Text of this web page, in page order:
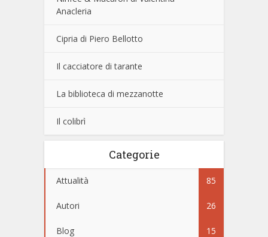
Anacleria
Cipria di Piero Bellotto
Il cacciatore di tarante
La biblioteca di mezzanotte
Il colibrì
Categorie
Attualità 85
Autori 26
Blog 15